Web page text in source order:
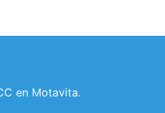
en Motavita.